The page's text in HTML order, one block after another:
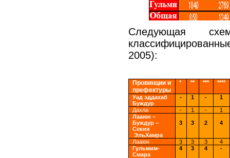
Следующая
2005):
Провинции и
префектуры
* ** *** ****
Уад эддахаб
Буждур
- 1 - 1
Дахла - 1 -
1
Лааюн –
Буждур –
Секия
ЭльХамра
3 3 2 4
Лааюн 3 3 3
4
Гульмим-
Смара
4 3 4 -